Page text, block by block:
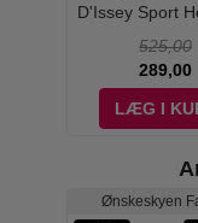
D'Issey Sport
525,00
289,00
LÆG I
Ønskeskyen